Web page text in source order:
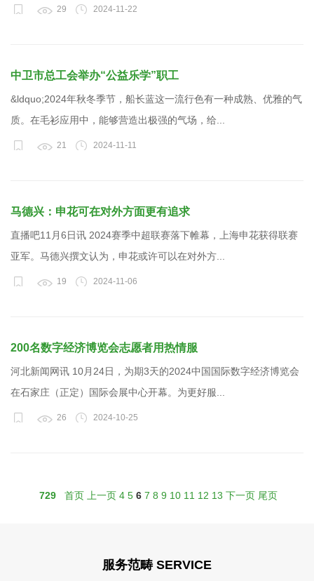
29 2024-11-22
中卫市总工会举办“公益乐学”职工
&ldquo;2024年秋冬季节，船长蓝这一流行色有一种成熟、优雅的气
质。在毛衫应用中，能够营造出极强的气场，给...
21 2024-11-11
马德兴：申花可在对外方面更有追求
直播吧11月6日讯 2024赛季中超联赛落下帷幕，上海申花获得联赛
亚军。马德兴撰文认为，申花或许可以在对外方...
19 2024-11-06
200名数字经济博览会志愿者用热情服
河北新闻网讯 10月24日，为期3天的2024中国国际数字经济博览会
在石家庄（正定）国际会展中心开幕。为更好服...
26 2024-10-25
729 首页 上一页 4 5 6 7 8 9 10 11 12 13 下一页 尾页
服务范畴 SERVICE